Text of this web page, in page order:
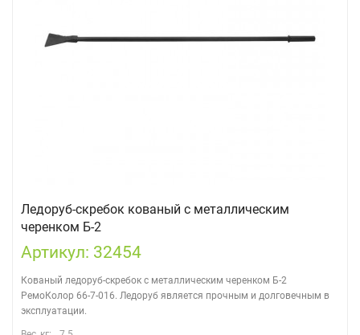
Ледоруб-скребок кованый с металлическим
черенком Б-2
Артикул: 32454
Кованый ледоруб-скребок с металлическим черенком Б-2
РемоКолор 66-7-016. Ледоруб является прочным и долговечным в
эксплуатации.